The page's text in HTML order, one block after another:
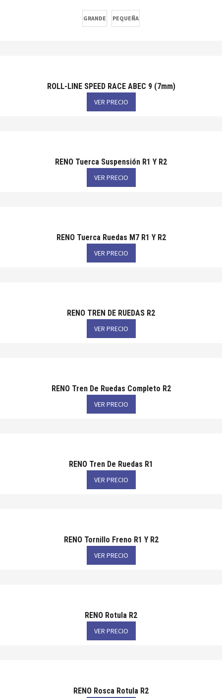
GRANDE PEQUEÑA
ROLL-LINE SPEED RACE ABEC 9 (7mm)
VER PRECIO
RENO Tuerca Suspensión R1 Y R2
VER PRECIO
RENO Tuerca Ruedas M7 R1 Y R2
VER PRECIO
RENO TREN DE RUEDAS R2
VER PRECIO
RENO Tren De Ruedas Completo R2
VER PRECIO
RENO Tren De Ruedas R1
VER PRECIO
RENO Tornillo Freno R1 Y R2
VER PRECIO
RENO Rotula R2
VER PRECIO
RENO Rosca Rotula R2